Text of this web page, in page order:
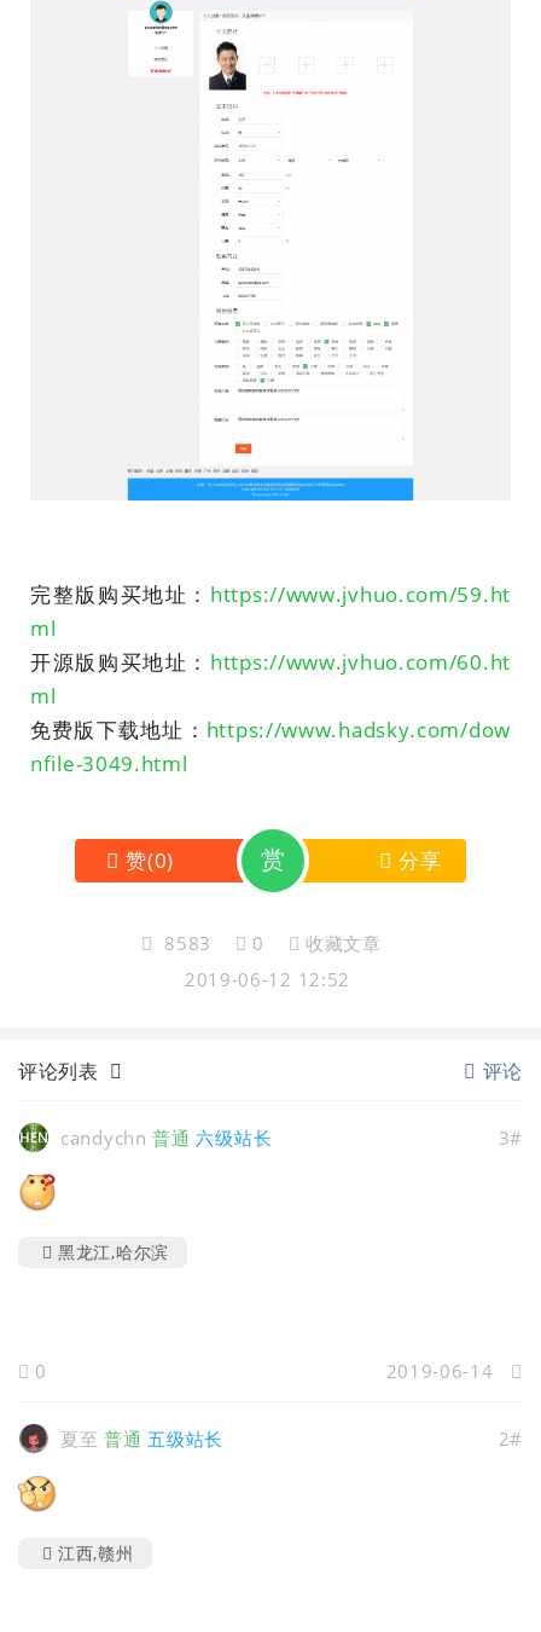
完整版购买地址： https://www.jvhuo.com/59.ht
ml
开源版购买地址： https://www.jvhuo.com/60.ht
ml
免费版下载地址： https://www.hadsky.com/dow
nfile-3049.html
赞(0) 赏 分享
8583 0
收藏文章
2019-06-12 12:52
评论列表 评论
candychn 普通 六级站长 3#
黑龙江,哈尔滨
0 2019-06-14
夏至 普通 五级站长 2#
江西,赣州